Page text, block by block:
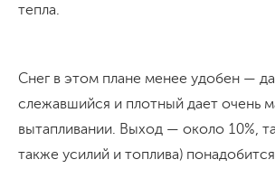
тепла.
Снег в этом плане менее удобен —
слежавшийся и плотный дает очень
вытапливании. Выход — около 10%,
также усилий и топлива)